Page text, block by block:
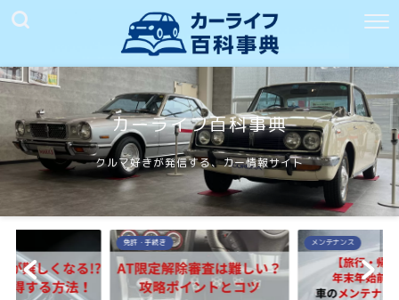
カーライフ百科事典
クルマ好きが発信する、カー情報サイト
免許・手続き メンテナンス